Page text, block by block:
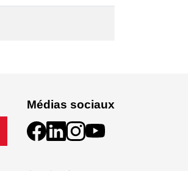
Médias sociaux